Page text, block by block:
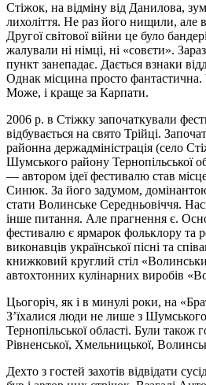
Стіжок, на відміну від Данилова,
лихоліття. Не раз його нищили, але
Другої світової війни це було
жалували ні німці, ні «совєти».
пункт занепадає. Дається взнаки
Однак місцина просто
Може, і краще за Карпати.
2006 р. в Стіжку започаткували
відбувається на свято Трійці.
районна держадміністрація (село
Шумського району Тернопільської
— автором ідеї фестивалю став
Синюк. За його задумом,
стати Волинське Середньовіччя.
інше питання. Але прагнення є.
фестивалю є ярмарок фольклору та
виконавців української пісні та
книжковий круглий стіл
автохтонних кулінарних виробів
Цьогоріч, як і в минулі роки, на
З’їхалися люди не лише з
Тернопільської області. Були також
Рівненської, Хмельницької,
Дехто з гостей захотів відвідати